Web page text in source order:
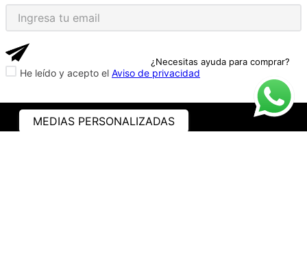
¿Necesitas ayuda para comprar?
He leído y acepto el Aviso de privacidad
MEDIAS PERSONALIZADAS